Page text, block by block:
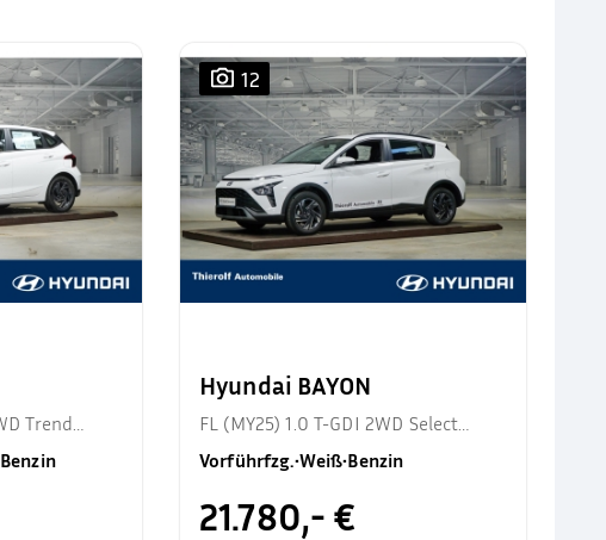
Trend
Benzin
12
Hyundai BAYON
FL (MY25) 1.0 T-GDI 2WD Select
Rückfahrkamer
Vorführfzg.•Weiß•Benzin
21.780,- €